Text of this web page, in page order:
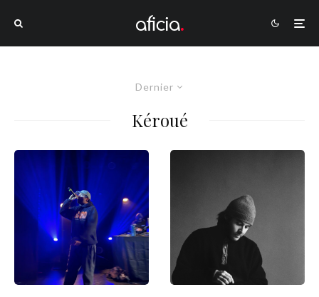
Dernier
Kéroué